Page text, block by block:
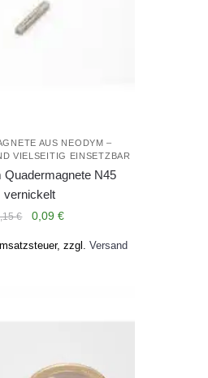
AUS NEODYM –
VIELSEITIG EINSETZBAR
Quadermagnete N45
vernickelt
€
Ursprünglicher
war:
0,09€Aktueller
ist:
zzgl.Versand